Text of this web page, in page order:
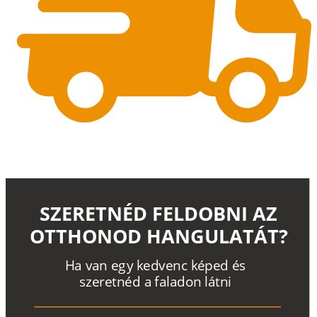
Ha van egy kedvenc képed és
szeretnéd a faladon látni
SZERETNÉD FELDOBNI AZ
OTTHONOD HANGULATÁT?